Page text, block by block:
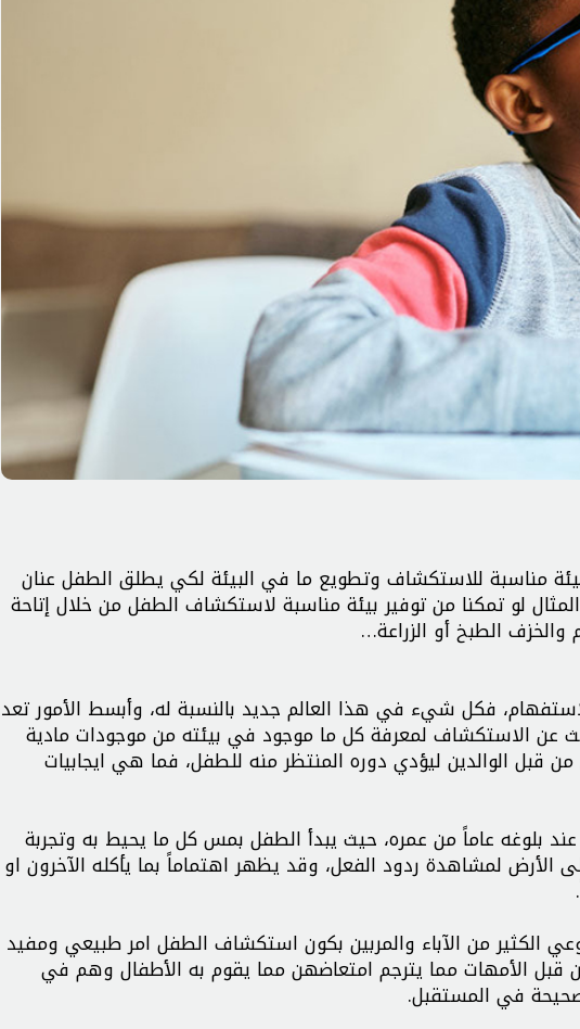
بيئة مناسبة للاستكشاف وتطويع ما في البيئة لكي يطلق الطفل عنان
لو تمكنا من توفير بيئة مناسبة لاستكشاف الطفل من خلال إتاحة
والخزف الطبخ أو الزراعة…
فكل شيء في هذا العالم جديد بالنسبة له، وأبسط الأمور تعد
عن الاستكشاف لمعرفة كل ما موجود في بيئته من موجودات مادية
الوالدين ليؤدي دوره المنتظر منه للطفل، فما هي ايجابيات
بلوغه عاماً من عمره، حيث يبدأ الطفل بمس كل ما يحيط به وتجربة
الأرض لمشاهدة ردود الفعل، وقد يظهر اهتماماً بما يأكله الآخرون او
الكثير من الآباء والمربين بكون استكشاف الطفل امر طبيعي ومفيد
الأمهات مما يترجم امتعاضهن مما يقوم به الأطفال وهم في
في المستقبل.